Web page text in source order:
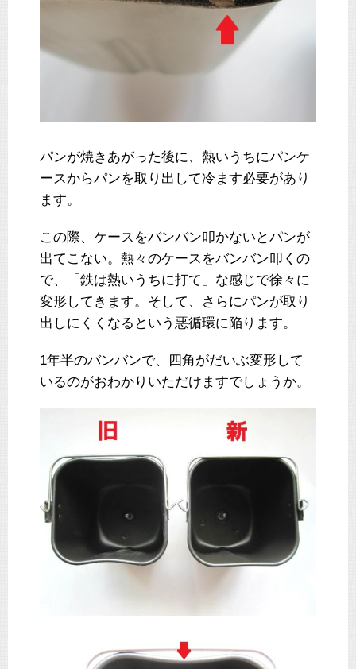
パンが焼きあがった後に、熱いうちにパンケ
ースからパンを取り出して冷ます必要があり
ます。
この際、ケースをバンバン叩かないとパンが
出てこない。熱々のケースをバンバン叩くの
で、「鉄は熱いうちに打て」な感じで徐々に
変形してきます。そして、さらにパンが取り
出しにくくなるという悪循環に陥ります。
1年半のバンバンで、四角がだいぶ変形して
いるのがおわかりいただけますでしょうか。